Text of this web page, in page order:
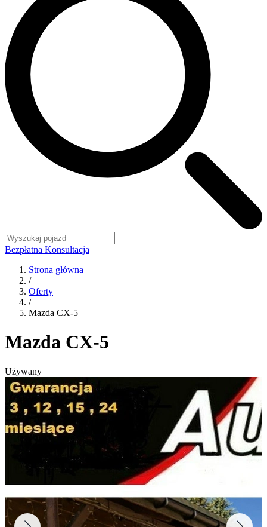
Bezpłatna Konsultacja
Strona główna
/
Oferty
/
Mazda CX-5
Mazda CX-5
Używany